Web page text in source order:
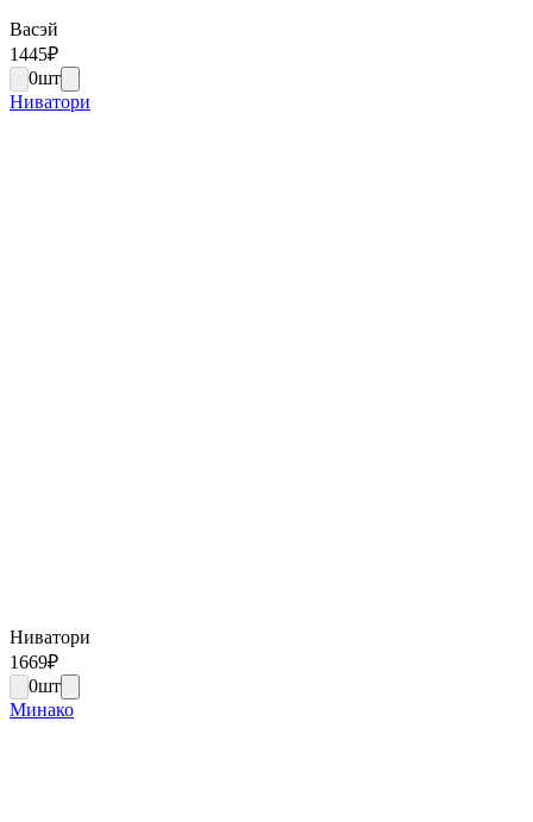
Васэй
1445₽
0шт
Ниватори
Ниватори
1669₽
0шт
Минако